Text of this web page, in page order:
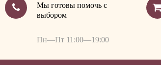
Мы готовы помочь с
выбором
Пн—Пт 11:00—19:00